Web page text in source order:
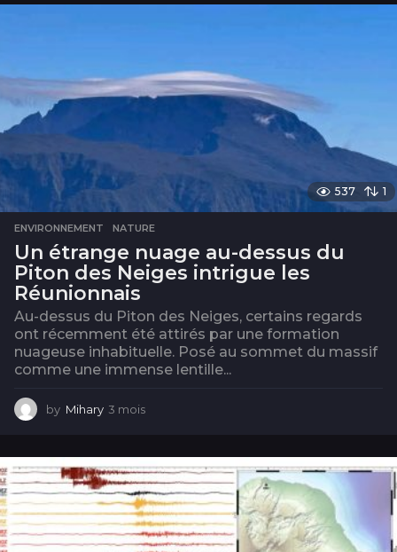
o
537 1
ENVIRONNEMENT ,NATURE
Un étrange nuage au-dessus du
Piton des Neiges intrigue les
Réunionnais
Au-dessus du Piton des Neiges, certains regards
ont récemment été attirés par une formation
nuageuse inhabituelle. Posé au sommet du massif
comme une immense lentille...
by Mihary 3 mois
i
s